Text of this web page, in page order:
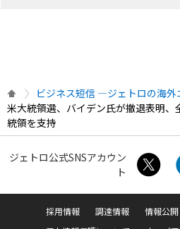
ビジネス短信 ―ジェトロの海外
米大統領選、バイデン氏が撤退表明
統領を支持
ジェトロ公式SNSアカウン
ト
採用情報 調達情報 情報公開